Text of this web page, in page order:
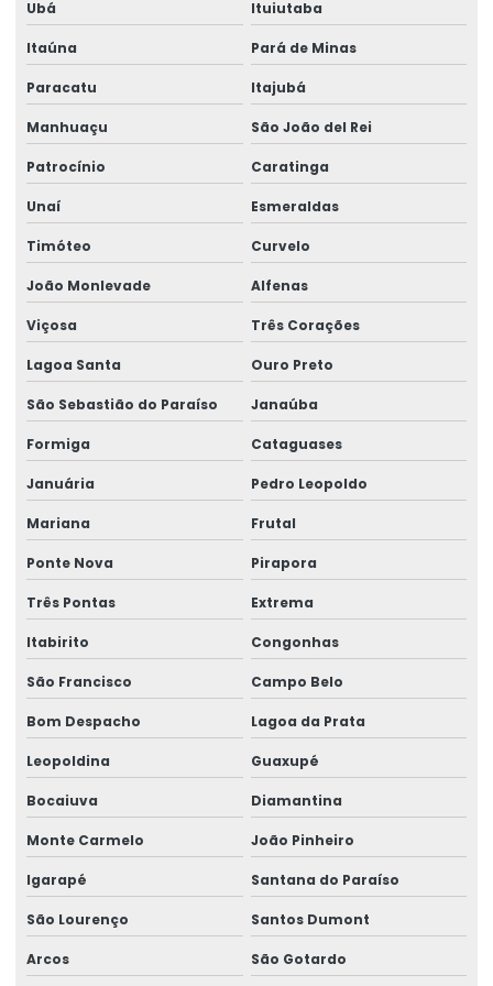
Montagem de caminho de rolamento
Montagem De Equipamentos De Elevação
Montagem De Pontes Rolantes Seguras
Montagem e desmontagem de ponte rolante
Montagem de ponte rolante
Montagem de talha elétrica
Motor para ponte rolante
Motor redutor para ponte rolante
Movimentação de cargas laner
Movimentação Horizontal Com Trole Elétrico
Painel elétrico para ponte rolante
Painel elétrico para talha
Peças para ponte rolante
Peças para ponte rolante swf
Peças para pontes rolantes de qualquer marca
Peças de reposição para pontes rolantes
Peças sobressalentes para pontes rolantes
Peças para talha elétrica
Ponte rolante fabricante
Ubá Ituiutaba
Itaúna Pará de Minas
Paracatu Itajubá
Manhuaçu São João del Rei
Patrocínio Caratinga
Unaí Esmeraldas
Timóteo Curvelo
João Monlevade Alfenas
Viçosa Três Corações
Lagoa Santa Ouro Preto
São Sebastião do Paraíso Janaúba
Formiga Cataguases
Januária Pedro Leopoldo
Mariana Frutal
Ponte Nova Pirapora
Três Pontas Extrema
Itabirito Congonhas
São Francisco Campo Belo
Bom Despacho Lagoa da Prata
Leopoldina Guaxupé
Bocaiuva Diamantina
Monte Carmelo João Pinheiro
Igarapé Santana do Paraíso
São Lourenço Santos Dumont
Arcos São Gotardo